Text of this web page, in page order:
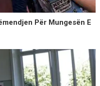
Për Mungesën E